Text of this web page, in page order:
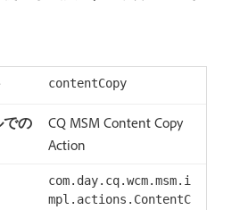
contentCopy
CQ MSM Content Copy
Action
com.day.cq.wcm.msm.i
mpl.actions.ContentC